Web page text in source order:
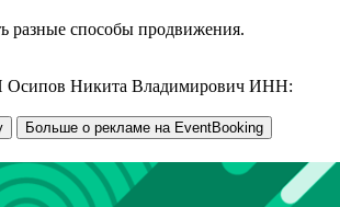
разные способы продвижения.
Осипов Никита Владимирович ИНН:
Больше о рекламе на EventBooking